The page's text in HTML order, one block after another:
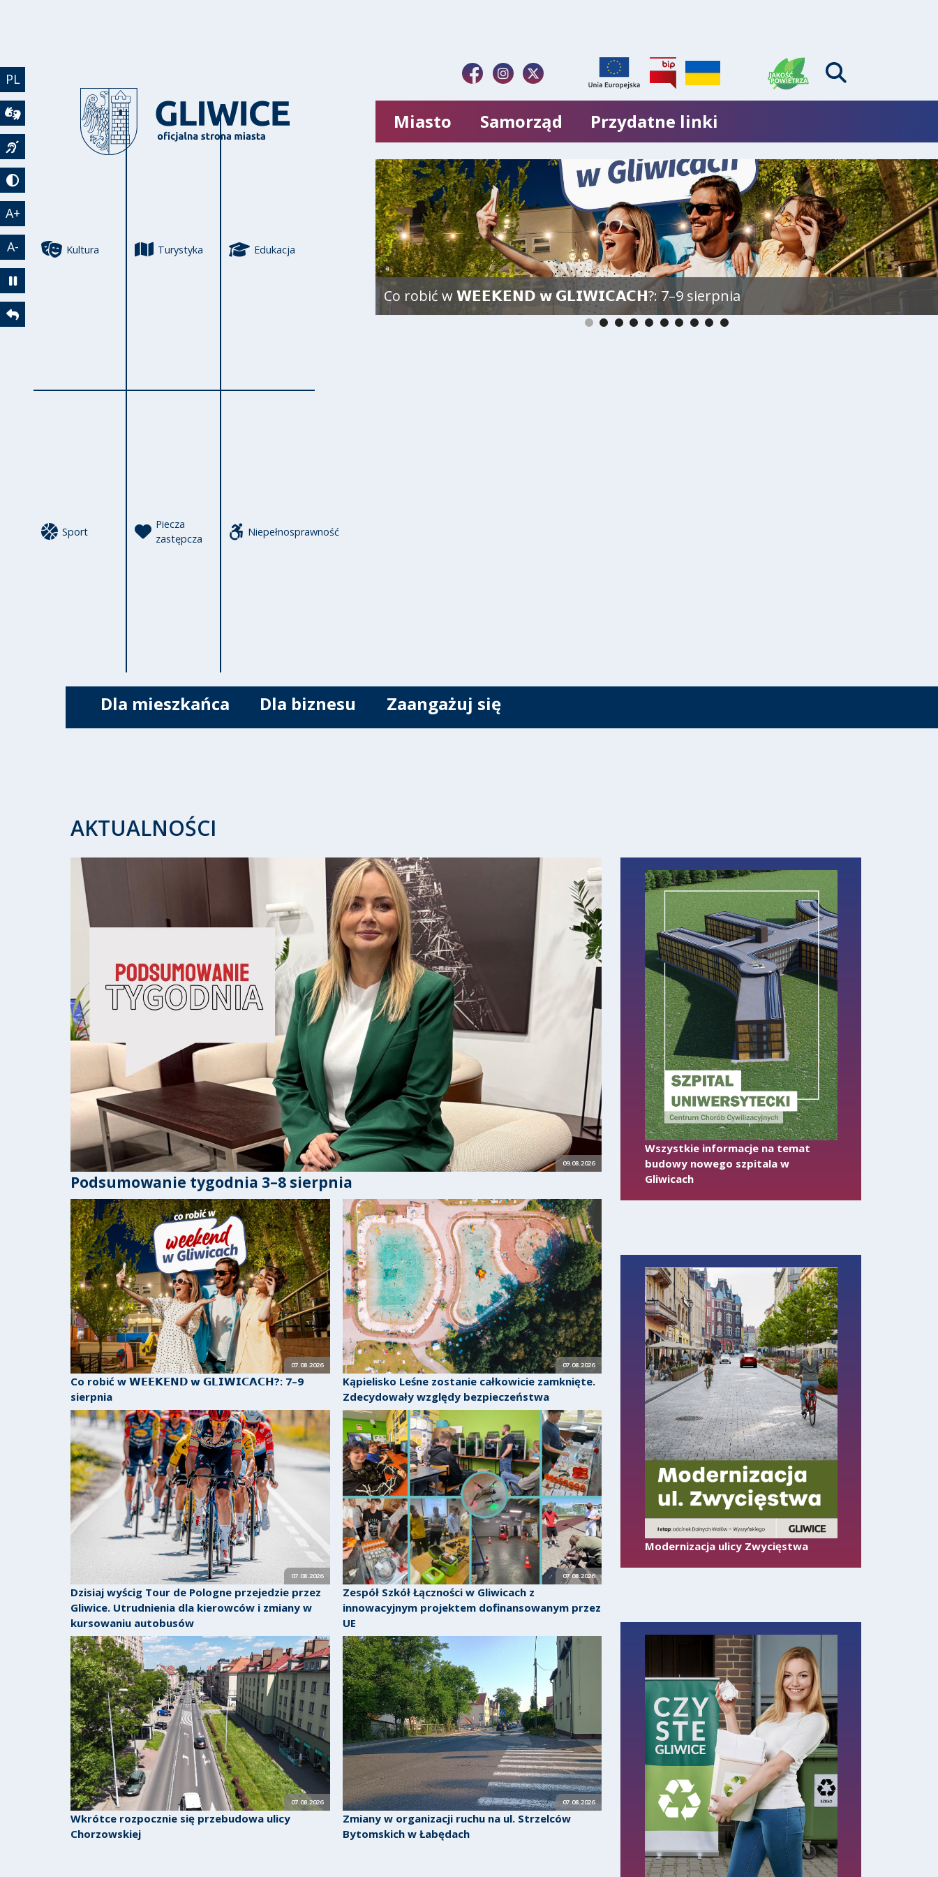
PL
Wideotłumacz
Język migowy
Tryb kontrastowy
A+
A-
Zatrzymaj animację
Powrót
Miasto Samorząd Przydatne linki
Dzisiaj wyścig Tour de Pologne przejedzie przez Gliwice. Utrudnienia dla
kierowców i zmiany w kursowaniu autobusów
Kultura Turystyka Edukacja
Sport
Piecza
zastępcza
Niepełnosprawność
Dla mieszkańca Dla biznesu Zaangażuj się
AKTUALNOŚCI
09.08.2026
Podsumowanie tygodnia 3–8 sierpnia
07.08.2026
Co robić w 𝗪𝗘𝗘𝗞𝗘𝗡𝗗 𝘄 𝗚𝗟𝗜𝗪𝗜𝗖𝗔𝗖𝗛?: 7–9
sierpnia
07.08.2026
Kąpielisko Leśne zostanie całkowicie zamknięte.
Zdecydowały względy bezpieczeństwa
07.08.2026
Dzisiaj wyścig Tour de Pologne przejedzie przez
Gliwice. Utrudnienia dla kierowców i zmiany w
kursowaniu autobusów
07.08.2026
Zespół Szkół Łączności w Gliwicach z
innowacyjnym projektem dofinansowanym przez
UE
07.08.2026
Wkrótce rozpocznie się przebudowa ulicy
Chorzowskiej
07.08.2026
Zmiany w organizacji ruchu na ul. Strzelców
Bytomskich w Łabędach
Wszystkie informacje na temat
budowy nowego szpitala w
Gliwicach
Modernizacja ulicy Zwycięstwa